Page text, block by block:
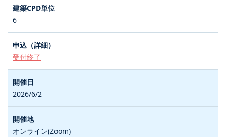
6
受付終了
2026/6/2
オンライン(Zoom)